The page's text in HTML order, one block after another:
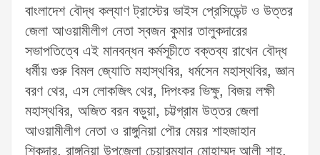
বাংলাদেশ বৌদ্ধ কল্যাণ ট্রাস্টের ভাইস প্রেসিডেন্ট ও উত্তর
জেলা আওয়ামীলীগ নেতা স্বজন কুমার তালুকদারের
সভাপতিত্বে এই মানবন্ধন কর্মসূচীতে বক্তব্য রাখেন বৌদ্ধ
ধর্মীয় গুরু বিমল জ্যোতি মহাস্থবির, ধর্মসেন মহাস্থবির, জ্ঞান
বরণ থের, এস লোকজিৎ থের, দিপংকর ভিক্ষু, বিজয় লক্ষী
মহাস্থবির, অজিত বরন বড়ুয়া, চট্টগ্রাম উত্তর জেলা
আওয়ামীলীগ নেতা ও রাঙ্গুনিয়া পৌর মেয়র শাহজাহান